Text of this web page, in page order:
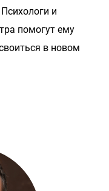
и
помогут ему
в новом